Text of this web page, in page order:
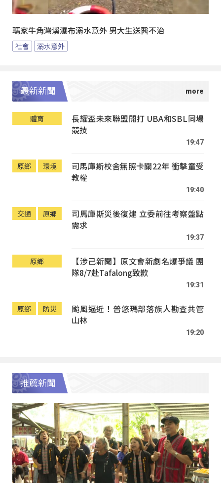
瑪家牛角灣溪瀑布溺水意外 男大生送醫不治
社會 溺水意外
最新新聞
體育
長耀盃未來聯盟開打 UBA和SBL同場
競技
19:47
原鄉 環境
司馬庫斯校舍無照卡關22年 衝擊童受
教權
19:40
交通 原鄉
司馬庫斯災後復建 立委前往考察盤點
需求
19:37
原鄉
【涉己新聞】原文會新劇名爆爭議 團
隊8/7赴Tafalong致歉
19:31
原鄉 防災
颱風逼近！普悠瑪部落族人勘查共管
山林
19:20
推薦新聞